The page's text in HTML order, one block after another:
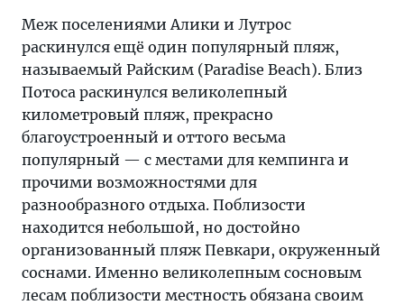
Меж поселениями Алики и Лутрос
раскинулся ещё один популярный пляж,
называемый Райским (Paradise Beach). Близ
Потоса раскинулся великолепный
километровый пляж, прекрасно
благоустроенный и оттого весьма
популярный — с местами для кемпинга и
прочими возможностями для
разнообразного отдыха. Поблизости
находится небольшой, но достойно
организованный пляж Певкари, окруженный
соснами. Именно великолепным сосновым
лесам поблизости местность обязана своим